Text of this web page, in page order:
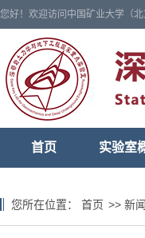
您好！欢迎访问中国矿业大学（
首页 实验室
您所在位置： 首页 >> 新